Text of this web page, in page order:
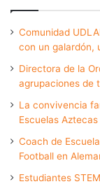
Comunidad
con un galardón,
Directora de la
agrupaciones de
La convivencia
Escuelas Aztecas
Coach de
Football en
Estudiantes